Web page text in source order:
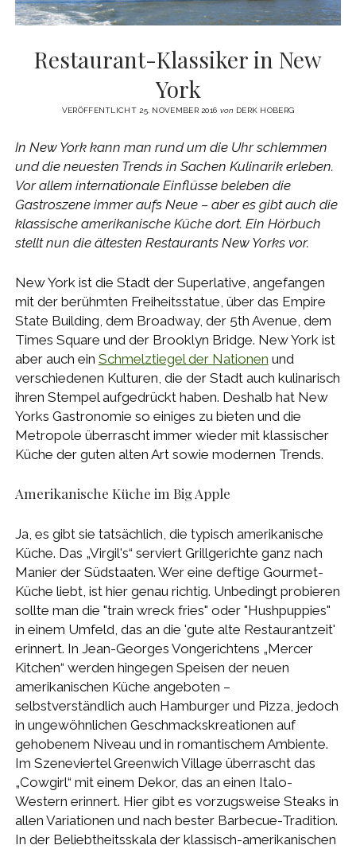
Restaurant-Klassiker in New
York
VERÖFFENTLICHT 25. NOVEMBER 2016 von DERK HOBERG
In New York kann man rund um die Uhr schlemmen
und die neuesten Trends in Sachen Kulinarik erleben.
Vor allem internationale Einflüsse beleben die
Gastroszene immer aufs Neue – aber es gibt auch die
klassische amerikanische Küche dort. Ein Hörbuch
stellt nun die ältesten Restaurants New Yorks vor.
New York ist die Stadt der Superlative, angefangen
mit der berühmten Freiheitsstatue, über das Empire
State Building, dem Broadway, der 5th Avenue, dem
Times Square und der Brooklyn Bridge. New York ist
aber auch ein Schmelztiegel der Nationen und
verschiedenen Kulturen, die der Stadt auch kulinarisch
ihren Stempel aufgedrückt haben. Deshalb hat New
Yorks Gastronomie so einiges zu bieten und die
Metropole überrascht immer wieder mit klassischer
Küche der guten alten Art sowie modernen Trends.
Amerikanische Küche im Big Apple
Ja, es gibt sie tatsächlich, die typisch amerikanische
Küche. Das „Virgil's“ serviert Grillgerichte ganz nach
Manier der Südstaaten. Wer eine deftige Gourmet-
Küche liebt, ist hier genau richtig. Unbedingt probieren
sollte man die "train wreck fries" oder "Hushpuppies"
in einem Umfeld, das an die 'gute alte Restaurantzeit'
erinnert. In Jean-Georges Vongerichtens „Mercer
Kitchen“ werden hingegen Speisen der neuen
amerikanischen Küche angeboten –
selbstverständlich auch Hamburger und Pizza, jedoch
in ungewöhnlichen Geschmackskreationen auf
gehobenem Niveau und in romantischem Ambiente.
Im Szeneviertel Greenwich Village überrascht das
„Cowgirl“ mit einem Dekor, das an einen Italo-
Western erinnert. Hier gibt es vorzugsweise Steaks in
allen Variationen und nach bester Barbecue-Tradition.
In der Beliebtheitsskala der klassisch-amerikanischen